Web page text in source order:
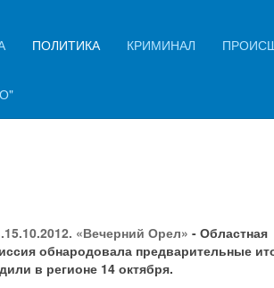
ПОЛИТИКА КРИМИНАЛ
подвели
итоги выборов
«Вечерний Орел» - Областная
обнародовала предварительные
в регионе 14 октября.